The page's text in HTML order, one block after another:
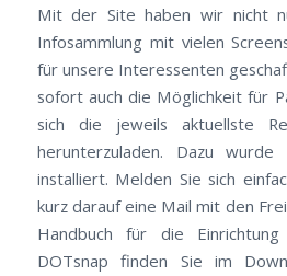
Mit der Site haben wir nicht
Infosammlung mit vielen
für unsere Interessenten
sofort auch die Möglichkeit für
sich die jeweils aktuellste
herunterzuladen. Dazu wurde
installiert. Melden Sie sich
kurz darauf eine Mail mit den
Handbuch für die
DOTsnap finden Sie im